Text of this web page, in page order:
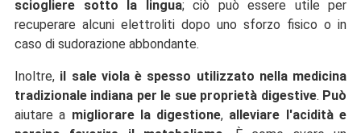
sciogliere sotto la lingua; ciò può essere utile per
recuperare alcuni elettroliti dopo uno sforzo fisico o in
caso di sudorazione abbondante.
Inoltre, il sale viola è spesso utilizzato nella medicina
tradizionale indiana per le sue proprietà digestive. Può
aiutare a migliorare la digestione, alleviare l'acidità e